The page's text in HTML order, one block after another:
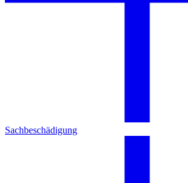
Sachbeschädigung